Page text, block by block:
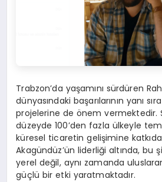
Trabzon’da yaşamını sürdüren
dünyasındaki başarılarının yanı
projelerine de önem vermektedir.
düzeyde 100’den fazla ülkeyle
küresel ticaretin gelişimine
Akagündüz’ün liderliği altında, bu
yerel değil, aynı zamanda
güçlü bir etki yaratmaktadır.